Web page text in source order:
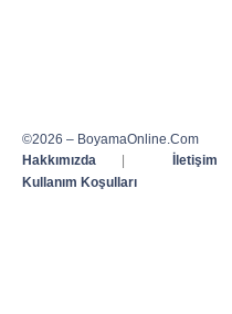
©2026 – BoyamaOnline.Com
Hakkımızda
| İletişim
Kullanım Koşulları